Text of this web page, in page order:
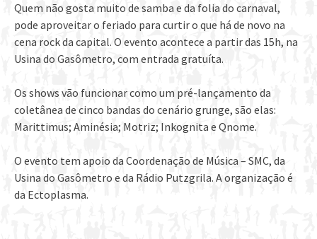
Quem não gosta muito de samba e da folia do carnaval,
pode aproveitar o feriado para curtir o que há de novo na
cena rock da capital. O evento acontece a partir das 15h, na
Usina do Gasômetro, com entrada gratuíta.
Os shows vão funcionar como um pré-lançamento da
coletânea de cinco bandas do cenário grunge, são elas:
Marittimus; Aminésia; Motriz; Inkognita e Qnome.
O evento tem apoio da Coordenação de Música – SMC, da
Usina do Gasômetro e da Rádio Putzgrila. A organização é
da Ectoplasma.